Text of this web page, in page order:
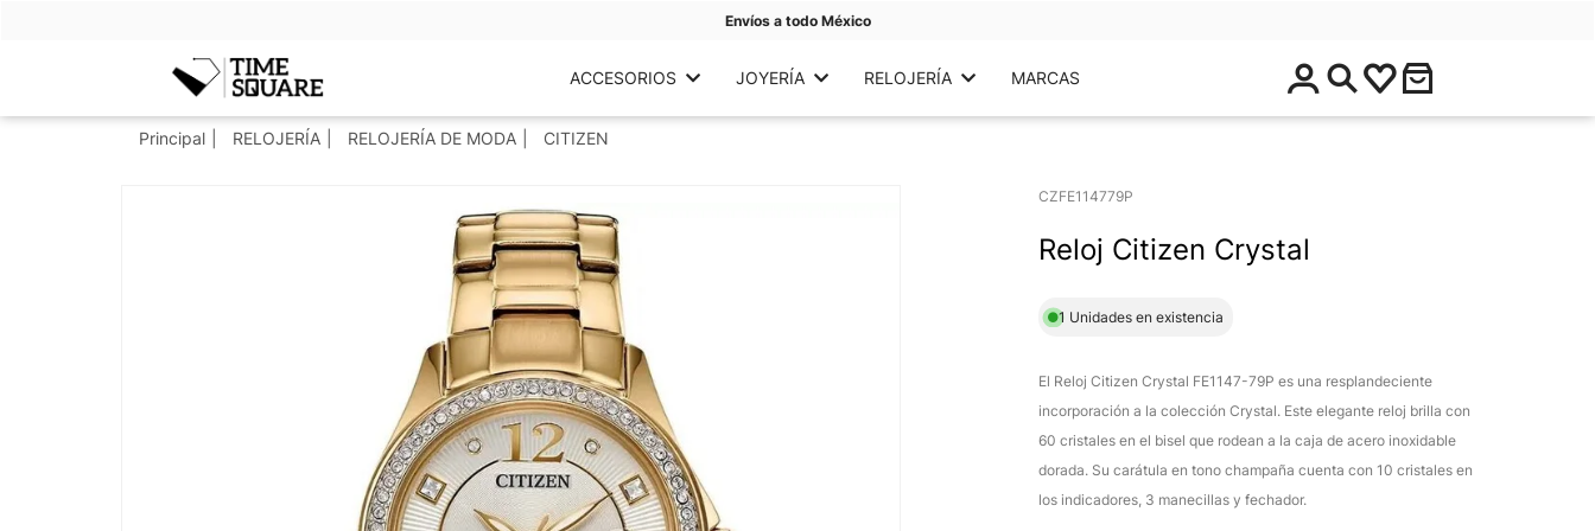
Envíos a todo México
Timesquare ACCESORIOS JOYERÍA RELOJERÍA MARCAS
$
0
.
Principal RELOJERÍA RELOJERÍA DE MODA CITIZEN
CZFE114779P
Reloj Citizen Crystal
1 Unidades en existencia
El Reloj Citizen Crystal FE1147-79P es una resplandeciente
incorporación a la colección Crystal. Este elegante reloj brilla con
60 cristales en el bisel que rodean a la caja de acero inoxidable
dorada. Su carátula en tono champaña cuenta con 10 cristales en
los indicadores, 3 manecillas y fechador.